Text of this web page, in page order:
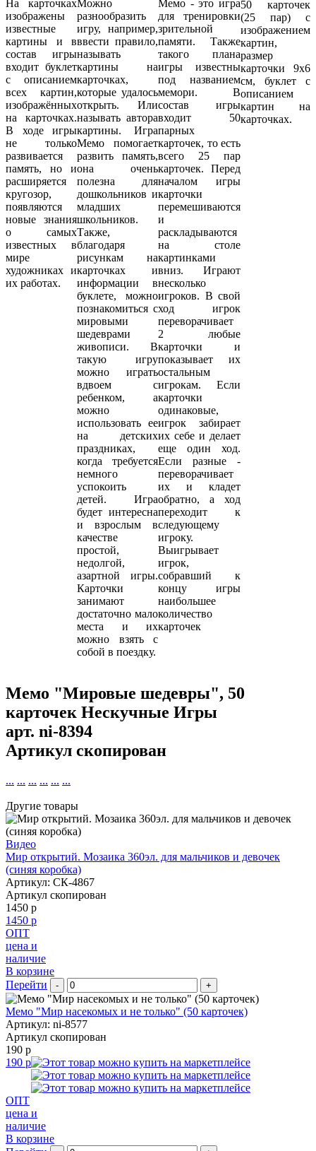
На карточках
изображены
известные
картины и в
состав игры
входит буклет
с описанием
всех картин,
изображённых
на карточках.
В ходе игры
не только
развивается
память, но и
расширяется
кругозор,
появляются
новые знания
о самых
известных в
мире
художниках и
их работах.
Можно
разнообразить
игру, например,
ввести правило,
называть
картины на
карточках,
которые удалось
открыть. Или
называть автора
картины. Игра
Мемо помогает
развить память,
она очень
полезна для
дошкольников и
младших
школьников.
Также,
благодаря
рисункам на
карточках и
информации в
буклете, можно
познакомиться с
мировыми
шедеврами
живописи. В
такую игру
можно играть
вдвоем с
ребенком, а
можно
использовать ее
на детских
праздниках,
когда требуется
немного
успокоить
детей. Игра
будет интересна
и взрослым в
качестве
простой,
недолгой,
азартной игры.
Карточки
занимают
достаточно мало
места и их
можно взять с
собой в поездку.
Мемо - это игра
для тренировки
зрительной
памяти. Также
такого плана
игры известны
под названием
мемори. В
состав игры
входит 50
парных
карточек, то есть
всего 25 пар
карточек. Перед
началом игры
карточки
перемешиваются
и
раскладываются
на столе
картинками
вниз. Играют
несколько
игроков. В свой
ход игрок
переворачивает
2 любые
карточки и
показывает их
остальным
игрокам. Если
карточки
одинаковые,
игрок забирает
их себе и делает
еще один ход.
Если разные -
переворачивает
их и кладет
обратно, а ход
переходит к
следующему
игроку.
Выигрывает
игрок,
собравший к
концу игры
наибольшее
количество
карточек
50 карточек
(25 пар) с
изображением
картин,
размер
карточки 9х6
см, буклет с
описанием
картин на
карточках.
Мемо "Мировые шедевры", 50
карточек Нескучные Игры
арт. ni-8394
Артикул скопирован
... ... ... ... ... ...
Другие товары
Видео
Мир открытий. Мозаика 360эл. для мальчиков и девочек
(синяя коробка)
Артикул: СК-4867
Артикул скопирован
1450 р
1450 р
ОПТ
цена и
наличие
В корзине
Перейти
- +
Мемо "Мир насекомых и не только" (50 карточек)
Артикул: ni-8577
Артикул скопирован
190 р
190 р
ОПТ
цена и
наличие
В корзине